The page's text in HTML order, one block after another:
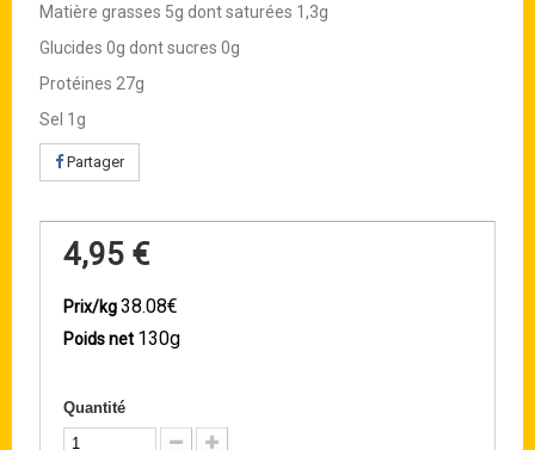
Matière grasses 5g dont saturées 1,3g
Glucides 0g dont sucres 0g
Protéines 27g
Sel 1g
Partager
4,95 €
Prix/kg38.08€
Poids net 130g
Quantité